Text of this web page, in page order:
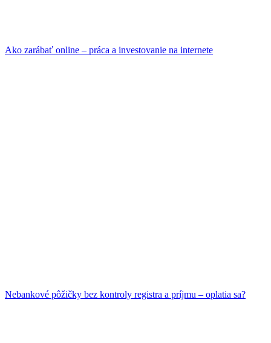
Ako zarábať online – práca a investovanie na internete
Nebankové pôžičky bez kontroly registra a príjmu – oplatia sa?